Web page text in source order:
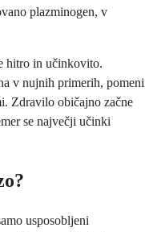
plazminogen, v
hitro in učinkovito.
v nujnih primerih, pomeni
Zdravilo običajno začne
se največji učinki
usposobljeni